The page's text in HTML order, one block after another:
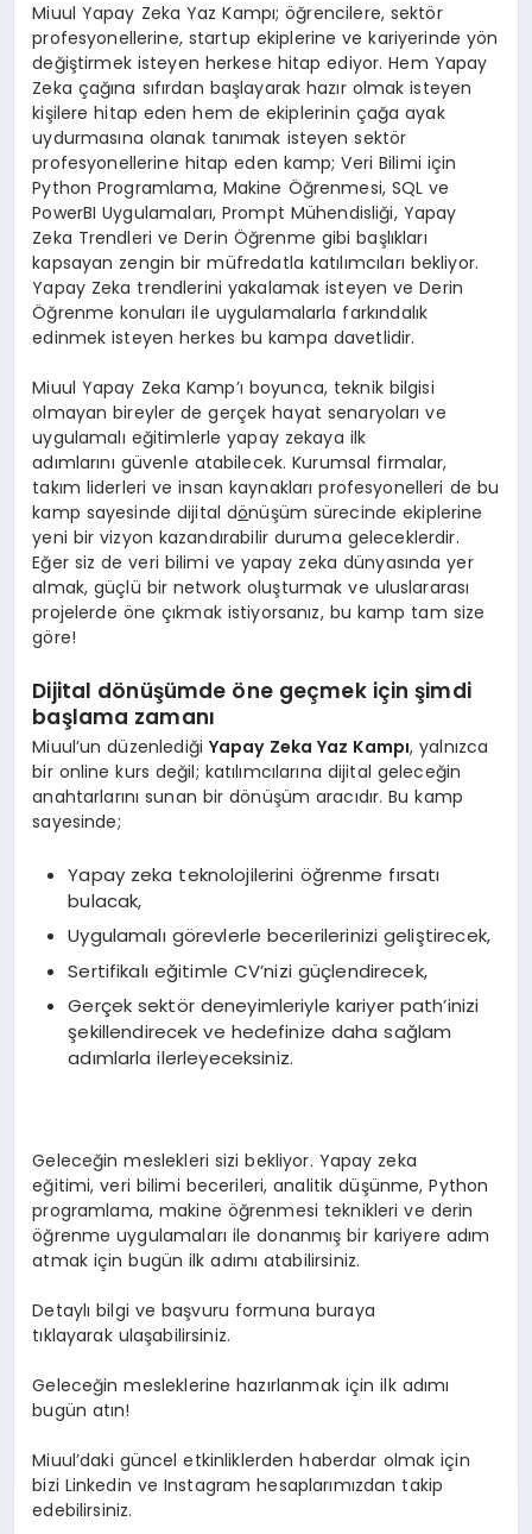
Miuul Yapay Zeka Yaz Kampı; öğrencilere, sektör
profesyonellerine, startup ekiplerine ve kariyerinde yön
değiştirmek isteyen herkese hitap ediyor. Hem Yapay
Zeka çağına sıfırdan başlayarak hazır olmak isteyen
kişilere hitap eden hem de ekiplerinin çağa ayak
uydurmasına olanak tanımak isteyen sektör
profesyonellerine hitap eden kamp; Veri Bilimi için
Python Programlama, Makine Öğrenmesi, SQL ve
PowerBI Uygulamaları, Prompt Mühendisliği, Yapay
Zeka Trendleri ve Derin Öğrenme gibi başlıkları
kapsayan zengin bir müfredatla katılımcıları bekliyor.
Yapay Zeka trendlerini yakalamak isteyen ve Derin
Öğrenme konuları ile uygulamalarla farkındalık
edinmek isteyen herkes bu kampa davetlidir.
Miuul Yapay Zeka Kamp’ı boyunca, teknik bilgisi
olmayan bireyler de gerçek hayat senaryoları ve
uygulamalı eğitimlerle yapay zekaya ilk
adımlarını güvenle atabilecek. Kurumsal firmalar,
takım liderleri ve insan kaynakları profesyonelleri de bu
kamp sayesinde dijital dönüşüm sürecinde ekiplerine
yeni bir vizyon kazandırabilir duruma geleceklerdir.
Eğer siz de veri bilimi ve yapay zeka dünyasında yer
almak, güçlü bir network oluşturmak ve uluslararası
projelerde öne çıkmak istiyorsanız, bu kamp tam size
göre!
Dijital dönüşümde öne geçmek için şimdi
başlama zamanı
Miuul’un düzenlediği Yapay Zeka Yaz Kampı, yalnızca
bir online kurs değil; katılımcılarına dijital geleceğin
anahtarlarını sunan bir dönüşüm aracıdır. Bu kamp
sayesinde;
Yapay zeka teknolojilerini öğrenme fırsatı
bulacak,
Uygulamalı görevlerle becerilerinizi geliştirecek,
Sertifikalı eğitimle CV’nizi güçlendirecek,
Gerçek sektör deneyimleriyle kariyer path’inizi
şekillendirecek ve hedefinize daha sağlam
adımlarla ilerleyeceksiniz.
Geleceğin meslekleri sizi bekliyor. Yapay zeka
eğitimi, veri bilimi becerileri, analitik düşünme, Python
programlama, makine öğrenmesi teknikleri ve derin
öğrenme uygulamaları ile donanmış bir kariyere adım
atmak için bugün ilk adımı atabilirsiniz.
Detaylı bilgi ve başvuru formuna buraya
tıklayarak ulaşabilirsiniz.
Geleceğin mesleklerine hazırlanmak için ilk adımı
bugün atın!
Miuul’daki güncel etkinliklerden haberdar olmak için
bizi Linkedin ve Instagram hesaplarımızdan takip
edebilirsiniz.